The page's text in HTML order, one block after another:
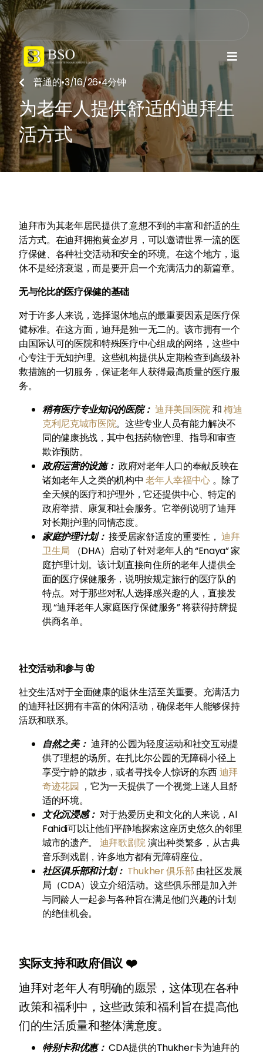

普通的•3/16/26•4分钟
为老年人提供舒适的迪拜生
活方式
迪拜市为其老年居民提供了意想不到的丰富和舒适的生
活方式。在迪拜拥抱黄金岁月，可以邀请世界一流的医
疗保健、各种社交活动和安全的环境。在这个地方，退
休不是经济衰退，而是要开启一个充满活力的新篇章。
无与伦比的医疗保健的基础
对于许多人来说，选择退休地点的最重要因素是医疗保
健标准。在这方面，迪拜是独一无二的。该市拥有一个
由国际认可的医院和特殊医疗中心组成的网络，这些中
心专注于无知护理。这些机构提供从定期检查到高级补
救措施的一切服务，保证老年人获得最高质量的医疗服
务。
稍有医疗专业知识的医院： 迪拜美国医院和梅迪
克利尼克城市医院。这些专业人员有能力解决不
同的健康挑战，其中包括药物管理、指导和审查
欺诈预防。
政府运营的设施：政府对老年人口的奉献反映在
诸如老年人之类的机构中老年人幸福中心。除了
全天候的医疗和护理外，它还提供中心、特定的
政府举措、康复和社会服务。它举例说明了迪拜
对长期护理的同情态度。
家庭护理计划： 接受居家舒适度的重要性，迪拜
卫生局
（DHA）启动了针对老年人的 “Enaya” 家
庭护理计划。该计划直接向住所的老年人提供全
面的医疗保健服务，说明按规定旅行的医疗队的
特点。对于那些对私人选择感兴趣的人，直接发
现 “迪拜老年人家庭医疗保健服务” 将获得持牌提
供商名单。
社交活动和参与 🦋
社交生活对于全面健康的退休生活至关重要。充满活力
的迪拜社区拥有丰富的休闲活动，确保老年人能够保持
活跃和联系。
自然之美：迪拜的公园为轻度运动和社交互动提
供了理想的场所。在扎比尔公园的无障碍小径上
享受宁静的散步，或者寻找令人惊讶的东西迪拜
奇迹花园 ，它为一天提供了一个视觉上迷人且舒
适的环境。
文化沉浸感： 对于热爱历史和文化的人来说，Al
Fahidi可以让他们平静地探索这座历史悠久的邻里
城市的遗产。 迪拜歌剧院演出种类繁多，从古典
音乐到戏剧，许多地方都有无障碍座位。
社区俱乐部和计划： Thukher 俱乐部 由社区发展
局（CDA）设立介绍活动。这些俱乐部是加入并
与同龄人一起参与各种旨在满足他们兴趣的计划
的绝佳机会。
实际支持和政府倡议 ❤️
迪拜对老年人有明确的愿景，这体现在各种
政策和福利中，这些政策和福利旨在提高他
们的生活质量和整体满意度。
特别卡和优惠： CDA提供的Thukher卡为迪拜的